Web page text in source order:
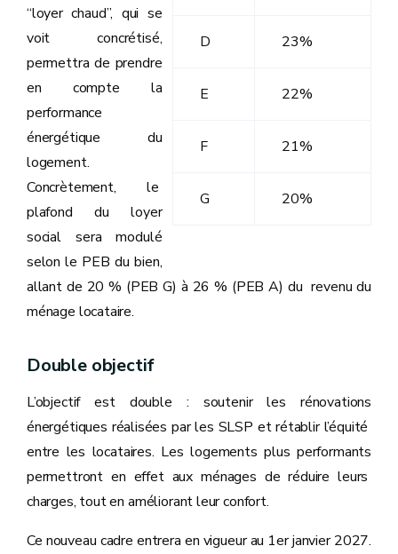
D 23%
E 22%
F 21%
G 20%
“loyer chaud”, qui se
voit concrétisé,
permettra de prendre
en compte la
performance
énergétique du
logement.
Concrètement, le
plafond du loyer
social sera modulé
selon le PEB du bien,
allant de 20 % (PEB G) à 26 % (PEB A) du revenu du
ménage locataire.
Double objectif
L’objectif est double : soutenir les rénovations
énergétiques réalisées par les SLSP et rétablir l’équité
entre les locataires. Les logements plus performants
permettront en effet aux ménages de réduire leurs
charges, tout en améliorant leur confort.
Ce nouveau cadre entrera en vigueur au 1er janvier 2027.